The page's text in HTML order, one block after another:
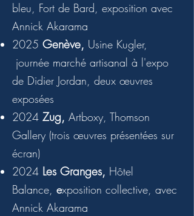
bleu, Fort de Bard, exposition avec
Annick Akarama
2025 Genève, Usine Kugler,
journée marché artisanal à l'expo
de Didier Jordan, deux œuvres
exposées
2024 Zug, Artboxy, Thomson
Gallery (trois œuvres présentées sur
écran)
2024 Les Granges, Hôtel
Balance, exposition collective, avec
Annick Akarama